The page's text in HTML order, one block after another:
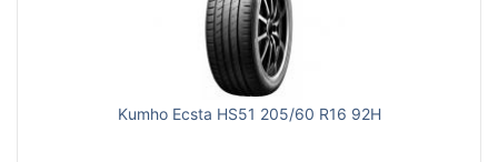
Kumho Ecsta HS51 205/60 R16 92H